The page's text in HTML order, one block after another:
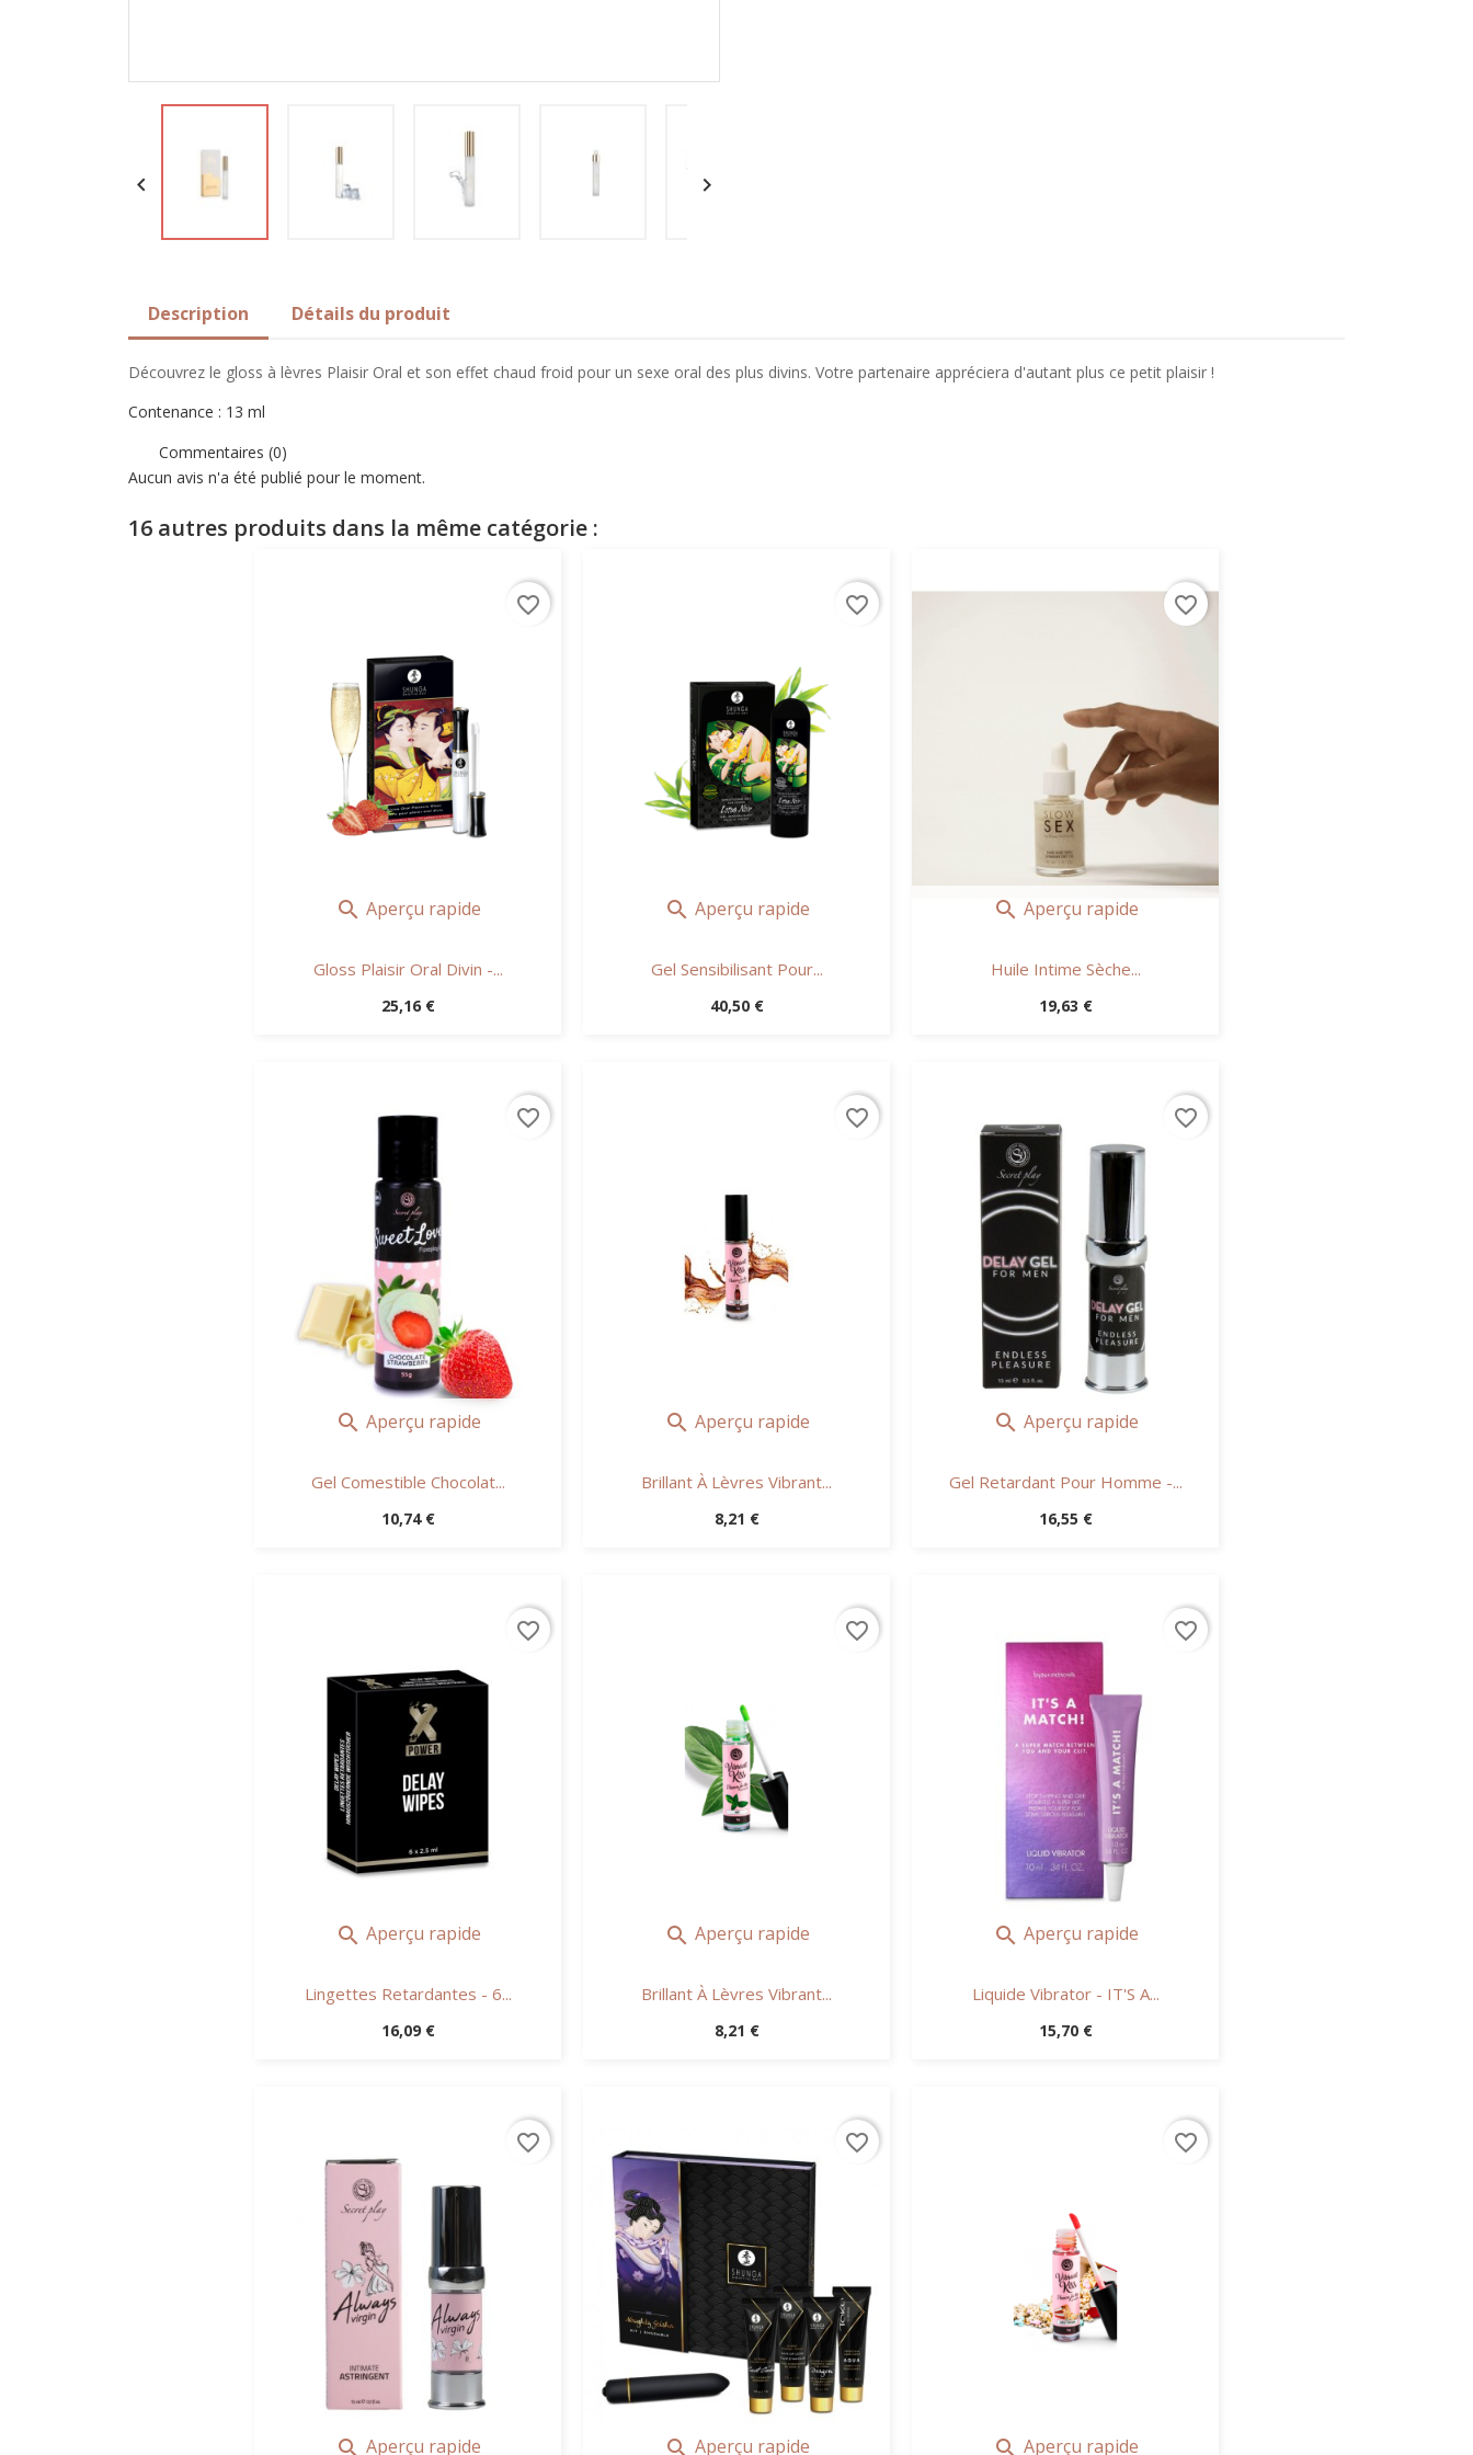
 
Description Détails du produit
Découvrez le gloss à lèvres Plaisir Oral et son effet chaud froid pour un sexe oral des plus divins. Votre partenaire appréciera d'autant plus ce petit plaisir !
Contenance : 13 ml
Commentaires (0)
Aucun avis n'a été publié pour le moment.
16 autres produits dans la même catégorie :
 Aperçu rapide
Gloss Plaisir Oral Divin -...
Prix
25,16 €
favorite_border
 Aperçu rapide
Gel Sensibilisant Pour...
Prix
40,50 €
favorite_border
 Aperçu rapide
Huile Intime Sèche...
Prix
19,63 €
favorite_border
 Aperçu rapide
Gel Comestible Chocolat...
Prix
10,74 €
favorite_border
 Aperçu rapide
Brillant À Lèvres Vibrant...
Prix
8,21 €
favorite_border
 Aperçu rapide
Gel Retardant Pour Homme -...
Prix
16,55 €
favorite_border
 Aperçu rapide
Lingettes Retardantes - 6...
Prix
16,09 €
favorite_border
 Aperçu rapide
Brillant À Lèvres Vibrant...
Prix
8,21 €
favorite_border
 Aperçu rapide
Liquide Vibrator - IT'S A...
Prix
15,70 €
favorite_border
 Aperçu rapide
favorite_border
 Aperçu rapide
favorite_border
 Aperçu rapide
favorite_border